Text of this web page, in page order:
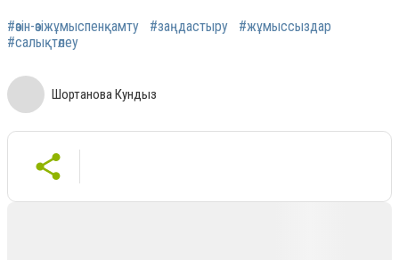
#өзін-өзіжұмыспенқамту #заңдастыру
#жұмыссыздар
#салықтөлеу
Шортанова Кундыз